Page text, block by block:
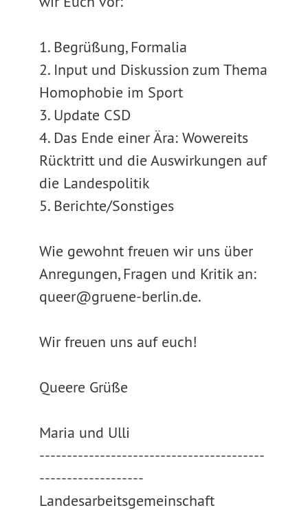
1. Begrüßung, Formalia
2. Input und Diskussion zum Thema
Homophobie im Sport
3. Update CSD
4. Das Ende einer Ära: Wowereits
Rücktritt und die Auswirkungen auf
die Landespolitik
5. Berichte/Sonstiges
Wie gewohnt freuen wir uns über
Anregungen, Fragen und Kritik an:
queer@gruene-berlin.de.
Wir freuen uns auf euch!
Queere Grüße
Maria und Ulli
-----------------------------------------
-------------------
Landesarbeitsgemeinschaft